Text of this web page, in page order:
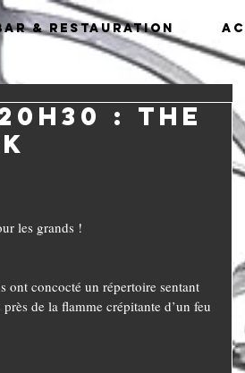
& Restauration
: The
les grands !
ont concocté un répertoire sentant
de la flamme crépitante d’un feu